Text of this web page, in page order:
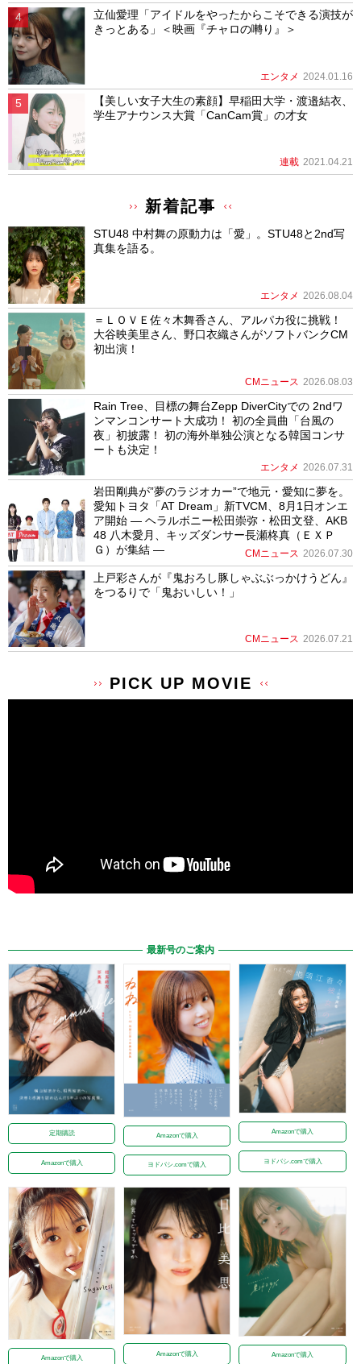
立仙愛理「アイドルをやったからこそできる演技が
きっとある」＜映画『チャロの囀り』＞
エンタメ 2024.01.16
【美しい女子大生の素顔】早稲田大学・渡邉結衣、
学生アナウンス大賞「CanCam賞」の才女
連載 2021.04.21
新着記事
STU48 中村舞の原動力は「愛」。STU48と2nd写
真集を語る。
エンタメ 2026.08.04
＝ＬＯＶＥ佐々木舞香さん、アルパカ役に挑戦！
大谷映美里さん、野口衣織さんがソフトバンクCM
初出演！
CMニュース 2026.08.03
Rain Tree、目標の舞台Zepp DiverCityでの 2ndワ
ンマンコンサート大成功！ 初の全員曲「台風の
夜」初披露！ 初の海外単独公演となる韓国コンサ
ートも決定！
エンタメ 2026.07.31
岩田剛典が”夢のラジオカー”で地元・愛知に夢を。
愛知トヨタ「AT Dream」新TVCM、8月1日オンエ
ア開始 ― ヘラルボニー松田崇弥・松田文登、AKB
48 八木愛月、キッズダンサー長瀬柊真（ＥＸＰ
Ｇ）が集結 ―
CMニュース 2026.07.30
上戸彩さんが『鬼おろし豚しゃぶぶっかけうどん』
をつるりで「鬼おいしい！」
CMニュース 2026.07.21
PICK UP MOVIE
最新号のご案内
定期購読
Amazonで購入
Amazonで購入
ヨドバシ.comで購入
Amazonで購入
ヨドバシ.comで購入
Amazonで購入
Amazonで購入 Amazonで購入